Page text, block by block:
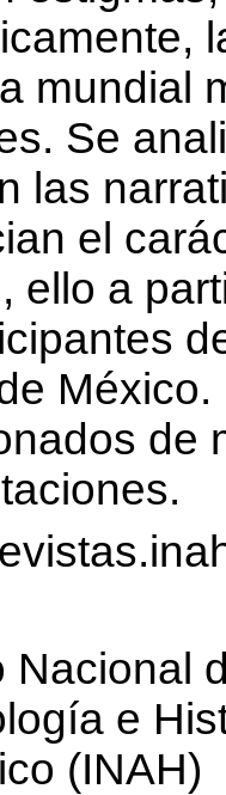
mundial
Se
las
el
ello a
de
Nacional
e
(INAH)